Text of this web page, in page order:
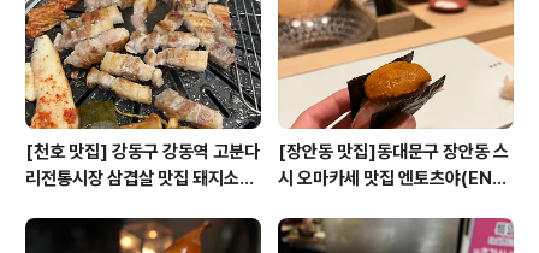
[천호 맛집] 강동구 강동역 고분다
리전통시장 삼겹살 맛집 돼지소개
[장안동 맛집]동대문구 장안동 스
시 오마카세 맛집 엔토츠야(ENT
치, 주차, 맛 리뷰 내돈내산